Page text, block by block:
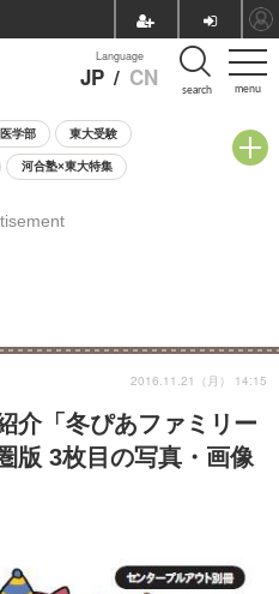
menu
Language
JP / CN search
医学部 東大受験
河合塾×東大特集
明会・相談会
介「冬ぴあファミリー
版 3枚目の写真・画像
2016.11.21（月） 14:15